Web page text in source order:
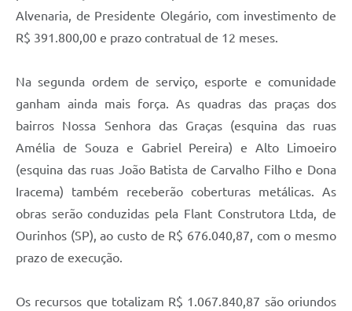
Alvenaria, de Presidente Olegário, com investimento de
R$ 391.800,00 e prazo contratual de 12 meses.
Na segunda ordem de serviço, esporte e comunidade
ganham ainda mais força. As quadras das praças dos
bairros Nossa Senhora das Graças (esquina das ruas
Amélia de Souza e Gabriel Pereira) e Alto Limoeiro
(esquina das ruas João Batista de Carvalho Filho e Dona
Iracema) também receberão coberturas metálicas. As
obras serão conduzidas pela Flant Construtora Ltda, de
Ourinhos (SP), ao custo de R$ 676.040,87, com o mesmo
prazo de execução.
Os recursos que totalizam R$ 1.067.840,87 são oriundos